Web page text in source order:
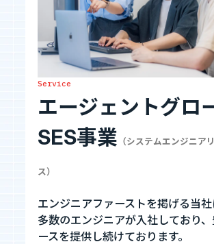
お知らせ
お問い合わせ
暴力団等反社会的勢力排除宣言
プライバシーポリシー
カジュアル面談
Service
エージェントグロ
SES事業 （システムエンジニア
ス）
エンジニアファーストを掲げる当
多数のエンジニアが入社しており
ースを提供し続けております。